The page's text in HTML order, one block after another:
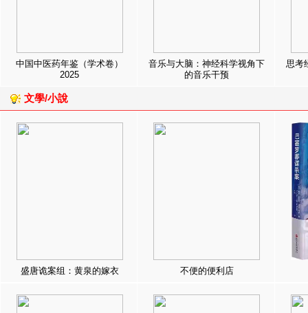
中国中医药年鉴（学术卷）
2025
音乐与大脑：神经科学视角下
的音乐干预
思考
文學/小說
盛唐诡案组：黄泉的嫁衣 不便的便利店